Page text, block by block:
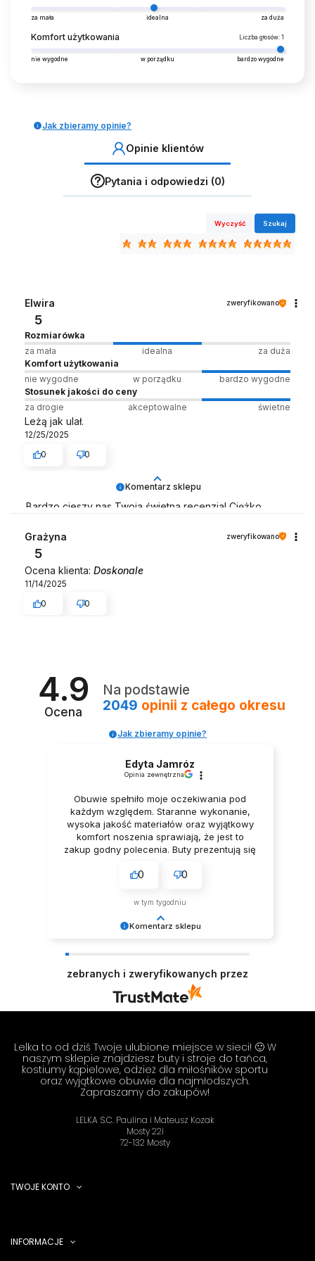
za mała idealna za duża
Komfort użytkowania Liczba głosów: 1
nie wygodne w porządku bardzo wygodne
Jak zbieramy opinie?
Opinie klientów
Pytania i odpowiedzi (0)
Wyczyść Szukaj
Komentarz sklepu
Bardzo cieszy nas Twoja świetna recenzja! Ciężko
jak Ty i jesteśmy zadowoleni, że nam się udało. Mamy
nadzieję, że do nas wrócisz :) Zespół LELKA 🦋
Elwira zweryfikowano
5
Rozmiarówka
za mała
idealna
za duża
Komfort użytkowania
nie wygodne
w porządku
bardzo wygodne
Stosunek jakości do ceny
za drogie
akceptowalne świetne
Leżą jak ulał.
12/25/2025
0
0
Grażyna zweryfikowano
5
Ocena klienta: Doskonale
11/14/2025
0
0
4.9
Ocena
Na podstawie
2049 opinii z całego okresu
Jak zbieramy opinie?
Komentarz sklepu
Doceniamy czas i wysiłek włożony w podzielenie
się z nami Twoimi doświadczeniami. Do
zobaczenia! Zespół LELKA 🦋
Edyta Jamróz
Opinia zewnętrzna
Obuwie spełniło moje oczekiwania pod
każdym względem. Staranne wykonanie,
wysoka jakość materiałów oraz wyjątkowy
komfort noszenia sprawiają, że jest to
zakup godny polecenia. Buty prezentują się
przekonaniem polecam ten produkt.
0 0
w tym tygodniu
zebranych i zweryfikowanych przez
Lelka to od dziś Twoje ulubione miejsce w sieci! 🙂 W
naszym sklepie znajdziesz buty i stroje do tańca,
kostiumy kąpielowe, odzież dla miłośników sportu
oraz wyjątkowe obuwie dla najmłodszych.
Zapraszamy do zakupów!
LELKA S.C. Paulina i Mateusz Kozak
Mosty 22i
72-132 Mosty
TWOJE KONTO
INFORMACJE